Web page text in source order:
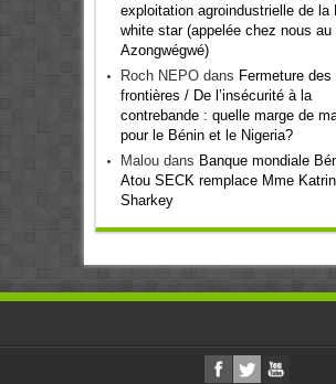
exploitation agroindustrielle de la
white star (appelée chez nous au
Azongwégwé)
Roch NEPOdans Fermeture des
frontières / De l’insécurité à la
contrebande : quelle marge de
pour le Bénin et le Nigeria?
Maloudans Banque mondiale
Atou SECK remplace Mme
Sharkey